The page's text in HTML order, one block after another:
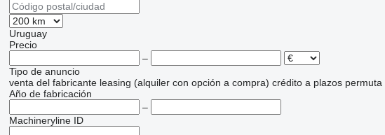
Uruguay
Precio
–
Tipo de anuncio
venta del fabricante leasing (alquiler con opción a compra) crédito a plazos permuta
Año de fabricación
–
Machineryline ID